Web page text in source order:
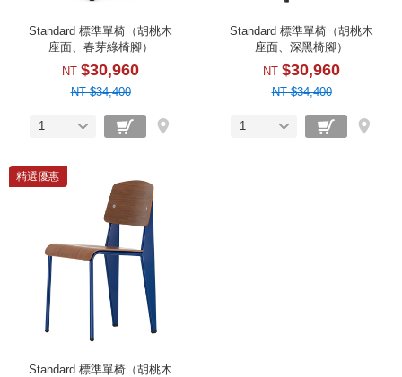
Standard 標準單椅（胡桃木
座面、春芽綠椅腳）
NT $30,960
NT $34,400
1
Standard 標準單椅（胡桃木
座面、深黑椅腳）
NT $30,960
NT $34,400
1
精選優惠
Standard 標準單椅（胡桃木